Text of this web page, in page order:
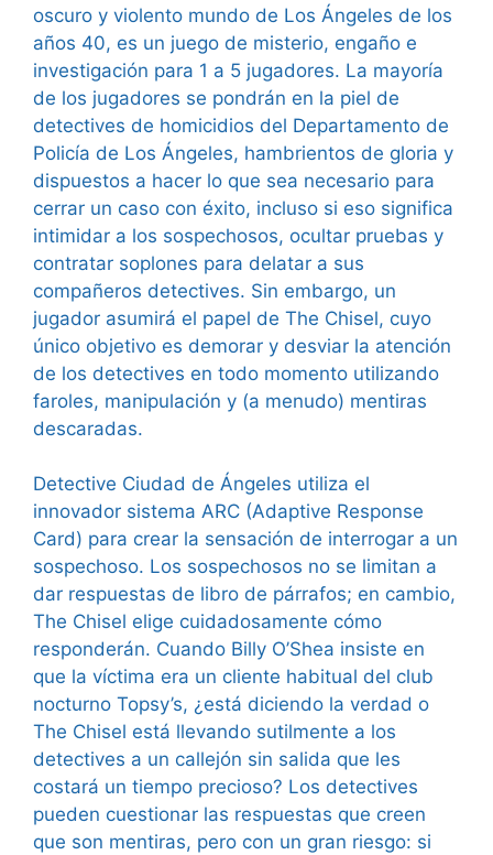
oscuro y violento mundo de Los Ángeles de los
años 40, es un juego de misterio, engaño e
investigación para 1 a 5 jugadores. La mayoría
de los jugadores se pondrán en la piel de
detectives de homicidios del Departamento de
Policía de Los Ángeles, hambrientos de gloria y
dispuestos a hacer lo que sea necesario para
cerrar un caso con éxito, incluso si eso significa
intimidar a los sospechosos, ocultar pruebas y
contratar soplones para delatar a sus
compañeros detectives. Sin embargo, un
jugador asumirá el papel de The Chisel, cuyo
único objetivo es demorar y desviar la atención
de los detectives en todo momento utilizando
faroles, manipulación y (a menudo) mentiras
descaradas.
Detective Ciudad de Ángeles utiliza el
innovador sistema ARC (Adaptive Response
Card) para crear la sensación de interrogar a un
sospechoso. Los sospechosos no se limitan a
dar respuestas de libro de párrafos; en cambio,
The Chisel elige cuidadosamente cómo
responderán. Cuando Billy O’Shea insiste en
que la víctima era un cliente habitual del club
nocturno Topsy’s, ¿está diciendo la verdad o
The Chisel está llevando sutilmente a los
detectives a un callejón sin salida que les
costará un tiempo precioso? Los detectives
pueden cuestionar las respuestas que creen
que son mentiras, pero con un gran riesgo: si